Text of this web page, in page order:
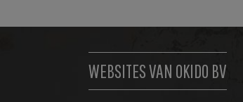
WEBSITES VAN OKIDO BV